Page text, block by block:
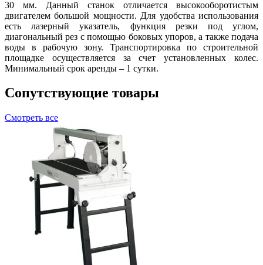
30 мм. Данный станок отличается высокооборотистым
двигателем большой мощности. Для удобства использования
есть лазерный указатель, функция резки под углом,
диагональный рез с помощью боковых упоров, а также подача
воды в рабочую зону. Транспортировка по строительной
площадке осуществляется за счет установленных колес.
Минимальный срок аренды – 1 сутки.
Сопутствующие товары
Смотреть все